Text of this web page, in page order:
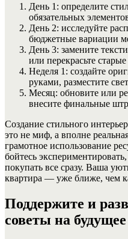
День 1: определите
обязательных
День 2: исследуйте
бюджетные вариации
День 3: замените
или перекрасьте
Неделя 1: создайте
руками, разместите
Месяц: обновите или
внесите финальные
Создание стильного
это не миф, а вполне
грамотное использование
бойтесь
покупать все сразу. Ваша
квартира — уже ближе, чем
Поддержите и
советы на будущее